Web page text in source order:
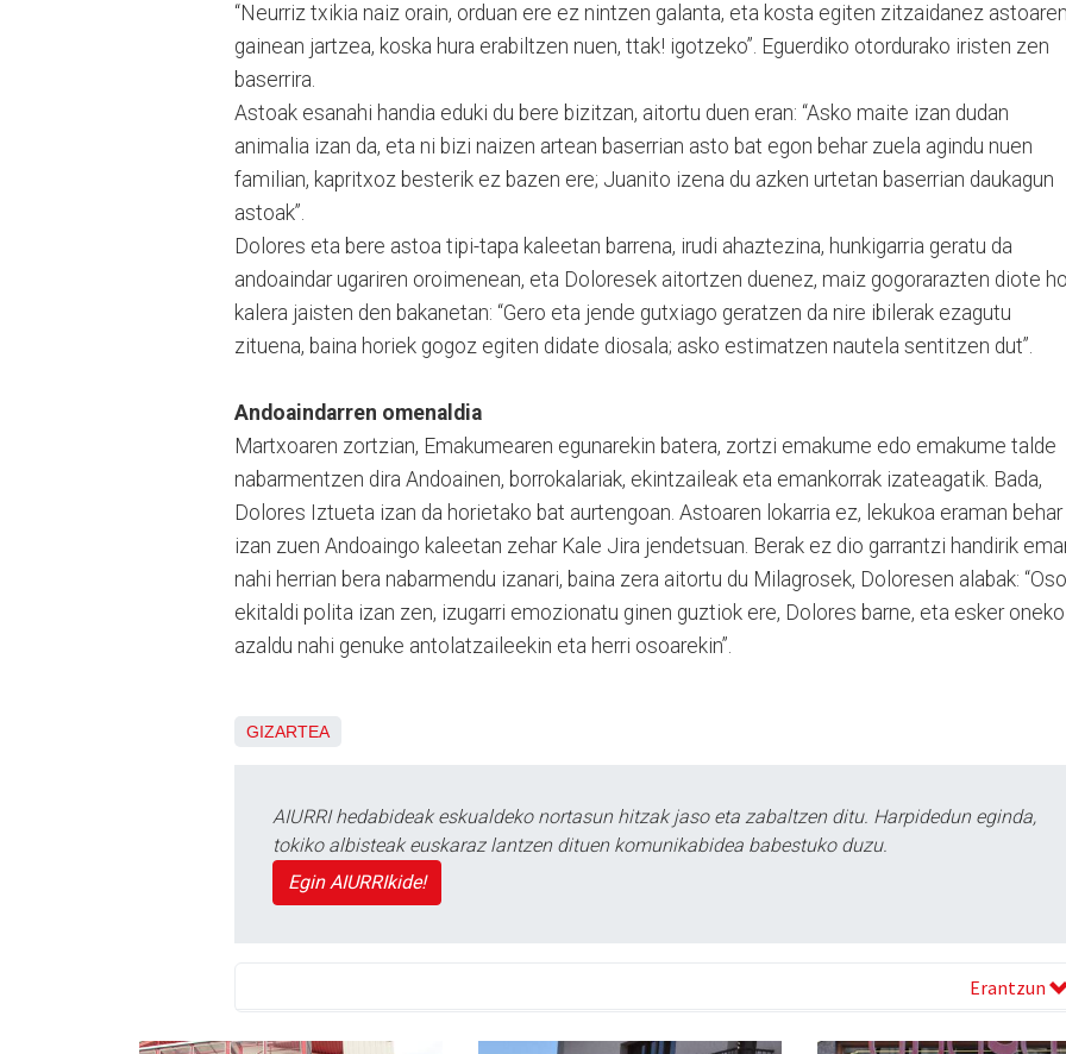
“Neurriz txikia naiz orain, orduan ere ez nintzen galanta, eta kosta egiten zitzaidanez
gainean jartzea, koska hura erabiltzen nuen, ttak! igotzeko”. Eguerdiko otordurako iristen zen
baserrira.
Astoak esanahi handia eduki du bere bizitzan, aitortu duen eran: “Asko maite izan dudan
animalia izan da, eta ni bizi naizen artean baserrian asto bat egon behar zuela agindu nuen
familian, kapritxoz besterik ez bazen ere; Juanito izena du azken urtetan baserrian daukagun
astoak”.
Dolores eta bere astoa tipi-tapa kaleetan barrena, irudi ahaztezina, hunkigarria geratu da
andoaindar ugariren oroimenean, eta Doloresek aitortzen duenez, maiz gogorarazten diote
kalera jaisten den bakanetan: “Gero eta jende gutxiago geratzen da nire ibilerak ezagutu
zituena, baina horiek gogoz egiten didate diosala; asko estimatzen nautela sentitzen dut”.
Andoaindarren omenaldia
Martxoaren zortzian, Emakumearen egunarekin batera, zortzi emakume edo emakume talde
nabarmentzen dira Andoainen, borrokalariak, ekintzaileak eta emankorrak izateagatik. Bada,
Dolores Iztueta izan da horietako bat aurtengoan. Astoaren lokarria ez, lekukoa eraman behar
izan zuen Andoaingo kaleetan zehar Kale Jira jendetsuan. Berak ez dio garrantzi handirik
nahi herrian bera nabarmendu izanari, baina zera aitortu du Milagrosek, Doloresen alabak: “Oso
ekitaldi polita izan zen, izugarri emozionatu ginen guztiok ere, Dolores barne, eta esker oneko
azaldu nahi genuke antolatzaileekin eta herri osoarekin”.
GIZARTEA
AIURRI hedabideak eskualdeko nortasun hitzak jaso eta zabaltzen ditu. Harpidedun eginda,
tokiko albisteak euskaraz lantzen dituen komunikabidea babestuko duzu.
Egin AIURRIkide!
Erantzun